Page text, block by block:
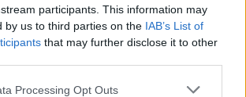
participants. This information may
by us to third parties on the IAB’s List of
that may further disclose it to other
Processing Opt Outs
mit szól a bőrünk a
fényhez